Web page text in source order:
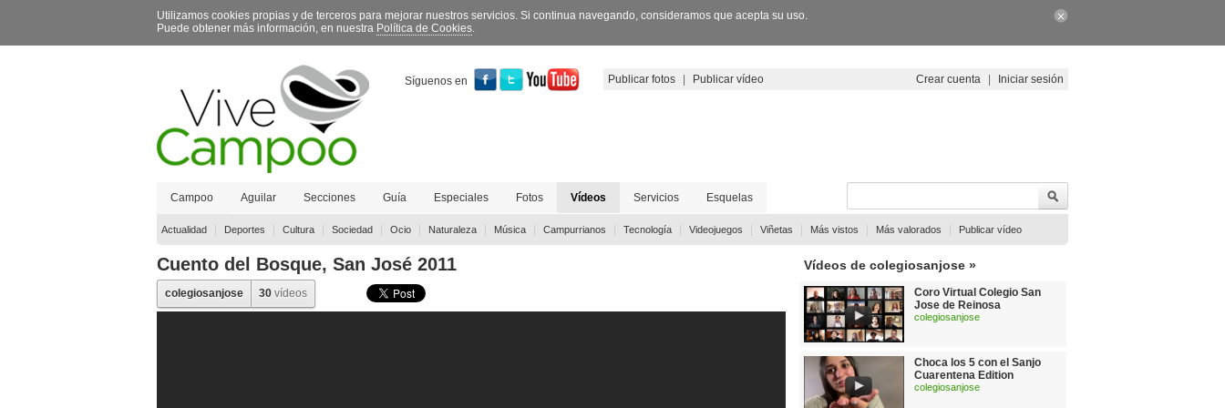
Utilizamos cookies propias y de terceros para mejorar nuestros servicios. Si continua navegando, consideramos que acepta su uso.
Puede obtener más información, en nuestra Política de Cookies.
Síguenos en Publicar fotos Publicar vídeo Crear cuenta Iniciar sesión
Campoo Aguilar Secciones Guía Especiales Fotos Vídeos
Actualidad Deportes Cultura Sociedad Ocio Naturaleza Música Campurrianos Tecnología Videojuegos Viñetas Más vistos Más valorados Publicar vídeo
Servicios Esquelas
Contacto
Cuento del Bosque, San José 2011
colegiosanjose 30 vídeos
Vídeos de colegiosanjose »
Coro Virtual Colegio San
Jose de Reinosa
colegiosanjose
Choca los 5 con el Sanjo
Cuarentena Edition
colegiosanjose